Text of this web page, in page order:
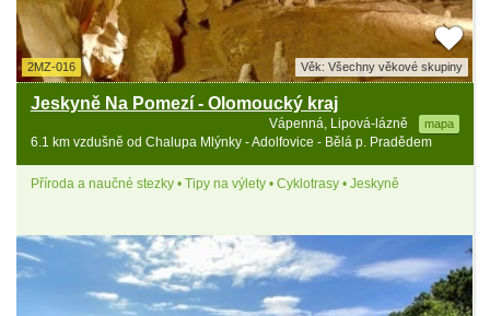
2MZ-016 Věk: Všechny věkové skupiny
Jeskyně Na Pomezí - Olomoucký kraj
Vápenná, Lipová-lázně mapa
6.1 km vzdušně od Chalupa Mlýnky - Adolfovice - Bělá p. Pradědem
Příroda a naučné stezky • Tipy na výlety • Cyklotrasy • Jeskyně